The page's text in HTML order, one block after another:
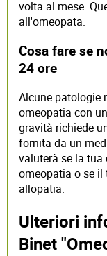
volta al mese.
all'omeopata.
Cosa fare se
24 ore
Alcune patologie
omeopatia con
gravità richiede
fornita da un
valuterà se la
omeopatia o se il
allopatia.
Ulteriori
Binet